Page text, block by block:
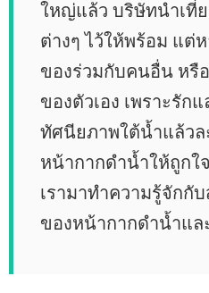
ใหญ่แล้ว บริษัทนำเที่
ต่างๆ ไว้ให้พร้อม แต่
ของร่วมกับคนอื่น หรื
ของตัวเอง เพราะรัก
ทัศนียภาพใต้น้ำแล้วล
หน้ากากดำน้ำให้ถูก
เรามาทำความรู้จักกั
ของหน้ากากดำน้ำแล